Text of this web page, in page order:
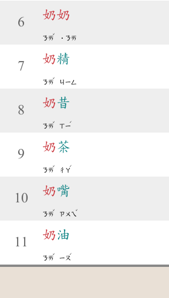
6
奶奶
ㄋㄞ
ˇ
˙ㄋㄞ
7
奶精
ㄋㄞ
ˇ
ㄐㄧㄥ
8
奶昔
ㄋㄞ
ˇ
ㄒㄧ
ˊ
9
奶茶
ㄋㄞ
ˇ
ㄔㄚ
ˊ
10
奶嘴
ㄋㄞ
ˇ
ㄗㄨㄟ
ˇ
11
奶油
ㄋㄞ
ˇ
ㄧㄡ
ˊ